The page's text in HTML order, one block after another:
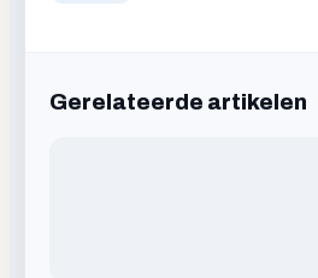
Gerelateerde artikelen